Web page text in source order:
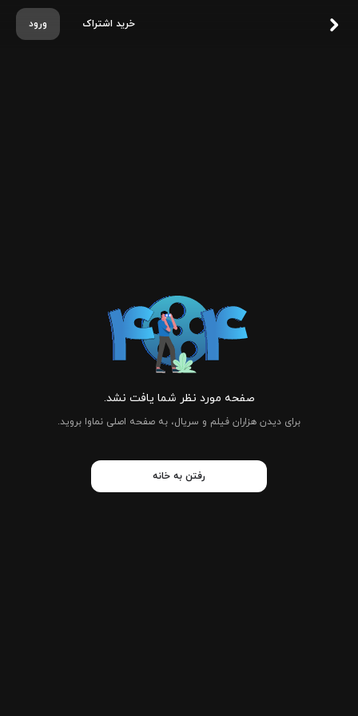
ورود خرید اشتراک
صفحه مورد نظر شما یافت نشد.
برای دیدن هزاران فیلم و سریال، به صفحه اصلی نماوا بروید.
رفتن به خانه